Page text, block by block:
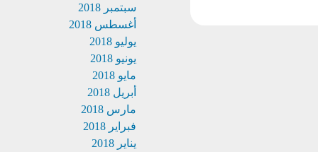
سبتمبر 2018
أغسطس 2018
يوليو 2018
يونيو 2018
مايو 2018
أبريل 2018
مارس 2018
فبراير 2018
يناير 2018